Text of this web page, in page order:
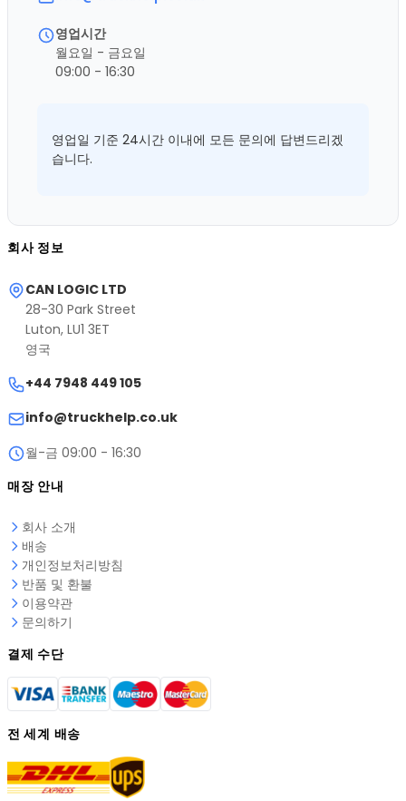
영업시간
월요일 - 금요일
09:00 - 16:30
영업일 기준 24시간 이내에 모든 문의에 답변드리겠
습니다.
회사 정보
CAN LOGIC LTD
28-30 Park Street
Luton, LU1 3ET
영국
+44 7948 449 105
info@truckhelp.co.uk
월-금 09:00 - 16:30
매장 안내
회사 소개
배송
개인정보처리방침
반품 및 환불
이용약관
문의하기
결제 수단
전 세계 배송